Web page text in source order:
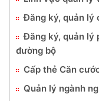
Đăng ký, quản lý
Đăng ký, quản lý
đường bộ
Cấp thẻ Căn
Quản lý ngành